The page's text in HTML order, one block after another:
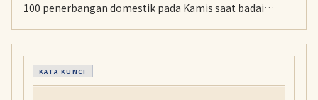
100 penerbangan domestik pada Kamis saat badai
tropis kuat mendekati Okinawa di barat daya Jepang.
Sekitar 140 penerbangan lain juga dibatalkan untuk
Jumat, dan pembatalan tambahan masih mungkin
terjadi.
KATA KUNCI